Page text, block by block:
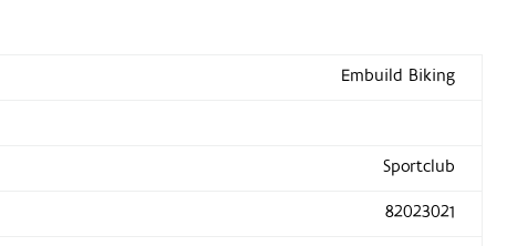
Embuild Biking
Sportclub
82023021